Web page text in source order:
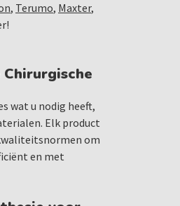
, Terumo, Maxter,
wat u nodig heeft,
Elk product
om
en met